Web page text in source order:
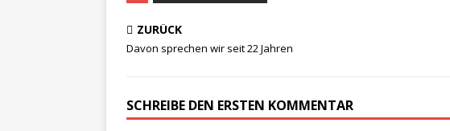
ZURÜCK
Davon sprechen wir seit 22 Jahren
SCHREIBE DEN ERSTEN KOMMENTAR